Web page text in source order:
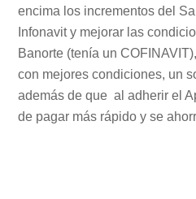
encima los incrementos del
Infonavit y mejorar las
Banorte (tenía un
con mejores condiciones, un
además de que al adherir el
de pagar más rápido y se